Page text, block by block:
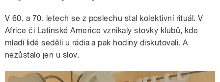
V 60. a 70. letech se z poslechu stal kolektivní rituál. V
Africe či Latinské Americe vznikaly stovky klubů, kde
mladí lidé seděli u rádia a pak hodiny diskutovali. A
nezůstalo jen u slov.